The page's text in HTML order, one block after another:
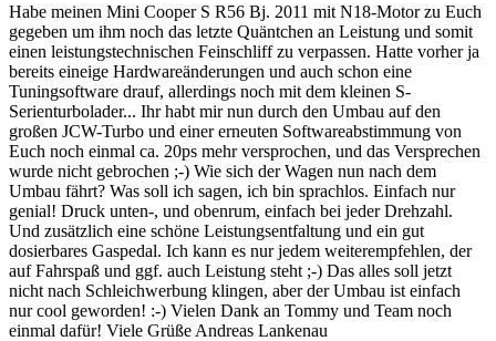
Habe meinen Mini Cooper S R56 Bj. 2011 mit N18-Motor zu Euch
gegeben um ihm noch das letzte Quäntchen an Leistung und somit
einen leistungstechnischen Feinschliff zu verpassen. Hatte vorher ja
bereits eineige Hardwareänderungen und auch schon eine
Tuningsoftware drauf, allerdings noch mit dem kleinen S-
Serienturbolader... Ihr habt mir nun durch den Umbau auf den
großen JCW-Turbo und einer erneuten Softwareabstimmung von
Euch noch einmal ca. 20ps mehr versprochen, und das Versprechen
wurde nicht gebrochen ;-) Wie sich der Wagen nun nach dem
Umbau fährt? Was soll ich sagen, ich bin sprachlos. Einfach nur
genial! Druck unten-, und obenrum, einfach bei jeder Drehzahl.
Und zusätzlich eine schöne Leistungsentfaltung und ein gut
dosierbares Gaspedal. Ich kann es nur jedem weiterempfehlen, der
auf Fahrspaß und ggf. auch Leistung steht ;-) Das alles soll jetzt
nicht nach Schleichwerbung klingen, aber der Umbau ist einfach
nur cool geworden! :-) Vielen Dank an Tommy und Team noch
einmal dafür! Viele Grüße Andreas Lankenau